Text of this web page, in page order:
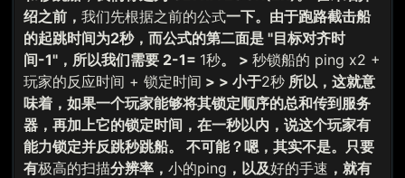
绍之前， 我们先根据之前的公式一下。由于跑路截击船
的起跳时间为2秒，而公式的第二面是 "目标对齐时
间-1"，所以我们需要 2-1= 1秒。 > 秒锁船的 ping x2 +
玩家的反应时间 + 锁定时间 > > 小于2秒 所以，这就意
味着，如果一个玩家能够将其锁定顺序的总和传到服务
器，再加上它的锁定时间，在一秒以内，说这个玩家有
能力锁定并反跳秒跳船。 不可能？嗯，其实不是。只要
有极高的扫描分辨率， 小的ping ，以及好的手速 ，就有